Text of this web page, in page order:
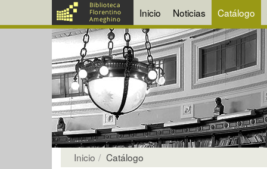
Inicio Noticias Catálogo
Inicio Catálogo